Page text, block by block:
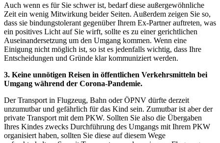
Auch wenn es für Sie schwer ist, bedarf diese außergewöhnliche
Zeit ein wenig Mitwirkung beider Seiten. Außerdem zeigen Sie so,
dass sie bindungstolerant gegenüber Ihrem Ex-Partner auftreten, was
ein positives Licht auf Sie wirft, sollte es zu einer gerichtlichen
Auseinandersetzung um den Umgang kommen. Wenn eine
Einigung nicht möglich ist, so ist es jedenfalls wichtig, dass Ihre
Entscheidungen und Gründe klar kommuniziert werden.
3. Keine unnötigen Reisen in öffentlichen Verkehrsmitteln bei
Umgang während der Corona-Pandemie.
Der Transport in Flugzeug, Bahn oder ÖPNV dürfte derzeit
unzumutbar und gefährlich für das Kind sein. Zumutbar ist aber der
private Transport mit dem PKW. Sollten Sie also die Übergaben
Ihres Kindes zwecks Durchführung des Umgangs mit Ihrem PKW
organisiert haben, sollten Sie diese auf diesem Wege